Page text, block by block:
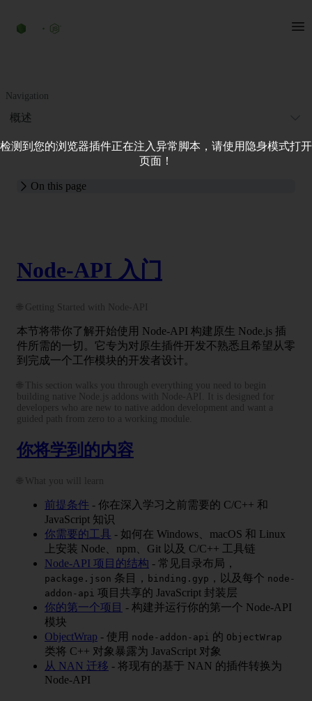
Navigation
概述
On this page
Node-API 入门
🌐 Getting Started with Node-API
本节将带你了解开始使用 Node-API 构建原生 Node.js 插
件所需的一切。它专为对原生插件开发不熟悉且希望从零
到完成一个工作模块的开发者设计。
🌐 This section walks you through everything you need to begin
building native Node.js addons with Node-API. It is designed for
developers who are new to native addon development and want a
guided path from zero to a working module.
你将学到的内容
🌐 What you will learn
前提条件 - 你在深入学习之前需要的 C/C++ 和
JavaScript 知识
你需要的工具 - 如何在 Windows、macOS 和 Linux
上安装 Node、npm、Git 以及 C/C++ 工具链
Node-API 项目的结构 - 常见目录布局，
package.json 条目， binding.gyp ，以及每个 node-
addon-api 项目共享的 JavaScript 封装层
你的第一个项目 - 构建并运行你的第一个 Node-API
模块
ObjectWrap - 使用 node-addon-api 的 ObjectWrap
类将 C++ 对象暴露为 JavaScript 对象
从 NAN 迁移 - 将现有的基于 NAN 的插件转换为
Node-API
检测到您的浏览器插件正在注入异常脚本，请使用隐身模式打开
页面！